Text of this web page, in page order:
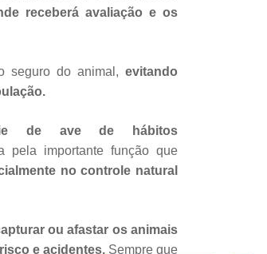
receberá avaliação e os
seguro do animal, evitando
de ave de hábitos
pela importante função que
no controle natural
ou afastar os animais
e acidentes. Sempre que